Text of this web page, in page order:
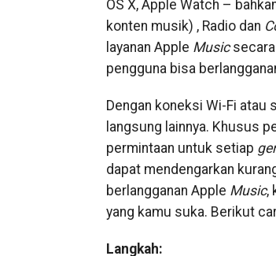
OS X, Apple Watch –
konten musik) , Radio dan
layanan Apple Musicsecara
pengguna bisa
Dengan koneksi Wi-Fi atau
langsung lainnya. Khusus
permintaan untuk setiap
dapat mendengarkan
berlangganan Apple Music,
yang kamu suka. Berikut
Langkah: